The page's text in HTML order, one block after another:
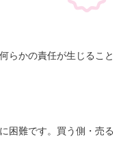
らかの責任が生じること
困難です。買う側・売る